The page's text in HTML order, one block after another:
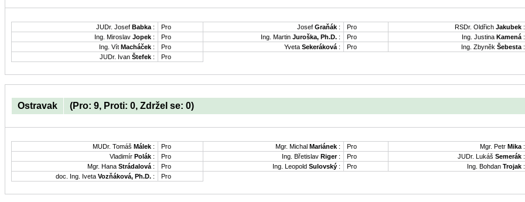
JUDr. Josef Babka : Pro Josef Graňák : Pro RSDr. Oldřich Jakubek :
Ing. Miroslav Jopek : Pro Ing. Martin Juroška, Ph.D. : Pro Ing. Justina Kamená :
Ing. Vít Macháček : Pro Yveta Sekeráková : Pro Ing. Zbyněk Šebesta :
JUDr. Ivan Štefek : Pro
Ostravak (Pro: 9, Proti: 0, Zdržel se: 0)
MUDr. Tomáš Málek : Pro Mgr. Michal Mariánek : Pro Mgr. Petr Mika :
Vladimír Polák : Pro Ing. Břetislav Riger: Pro JUDr. Lukáš Semerák :
Mgr. Hana Strádalová : Pro Ing. Leopold Sulovský : Pro Ing. Bohdan Trojak :
doc. Ing. Iveta Vozňáková, Ph.D. : Pro